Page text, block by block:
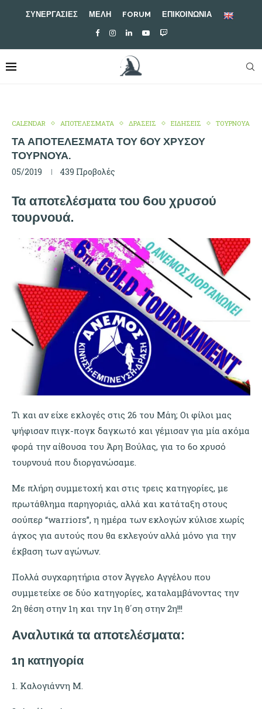
ΣΥΝΕΡΓΑΣΙΕΣ ΜΕΛΗ FORUM ΕΠΙΚΟΙΝΩΝΙΑ
CALENDAR ΑΠΟΤΕΛΕΣΜΑΤΑ ΔΡΑΣΕΙΣ ΕΙΔΗΣΕΙΣ ΤΟΥΡΝΟΥΑ
ΤΑ ΑΠΟΤΕΛΈΣΜΑΤΑ ΤΟΥ 6ΟΥ ΧΡΥΣΟΎ
ΤΟΥΡΝΟΥΆ.
05/2019 439 Προβολές
Τα αποτελέσματα του 6ου χρυσού
τουρνουά.
Τι και αν είχε εκλογές στις 26 του Μάη; Οι φίλοι μας
ψήφισαν πιγκ-πογκ δαγκωτό και γέμισαν για μία ακόμα
φορά την αίθουσα του Άρη Βούλας, για το 6ο χρυσό
τουρνουά που διοργανώσαμε.
Με πλήρη συμμετοχή και στις τρεις κατηγορίες, με
πρωτάθλημα παρηγοριάς, αλλά και κατάταξη στους
σούπερ “warriors”, η ημέρα των εκλογών κύλισε χωρίς
άγχος για αυτούς που θα εκλεγούν αλλά μόνο για την
έκβαση των αγώνων.
Πολλά συγχαρητήρια στον Άγγελο Αγγέλου που
συμμετείχε σε δύο κατηγορίες, καταλαμβάνοντας την
2η θέση στην 1η και την 1η θ΄ση στην 2η!!!
Αναλυτικά τα αποτελέσματα:
1η κατηγορία
1. Καλογιάννη Μ.